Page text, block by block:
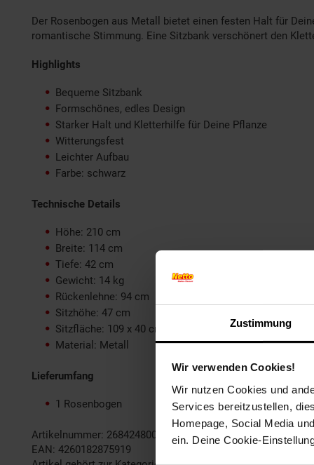
Zustimmung
Wir verwenden Cookies!
Wir nutzen Cookies und
Services bereitzustellen,
Homepage, Social Media
ein. Deine Cookie-
Der Rosenbogen aus Metall bietet einen festen Halt für
romantische Stimmung. Eine Sitzbank verschönert den
Highlights
Bequeme Sitzbank
Formschönes, edles Design
Starker Halt und Kletterhilfe für Deine Pflanze
Witterungsfest
Leichter Aufbau
Farbe: schwarz
Technische Details
Höhe: 210 cm
Breite: 114 cm
Tiefe: 42 cm
Gewicht: 14 kg
Rückenlehne: 94 cm
Sitzhöhe: 47 cm
Sitzfläche: 109 x 40 cm
Material: Metall
Lieferumfang
1 Rosenbogen
Artikelnummer: 2684248000
EAN: 4260182875919